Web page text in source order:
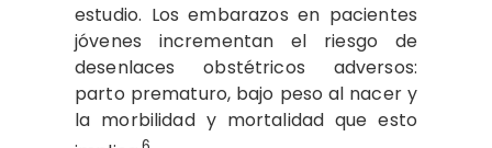
estudio. Los embarazos en pacientes
jóvenes incrementan el riesgo de
desenlaces obstétricos adversos:
parto prematuro, bajo peso al nacer y
la morbilidad y mortalidad que esto